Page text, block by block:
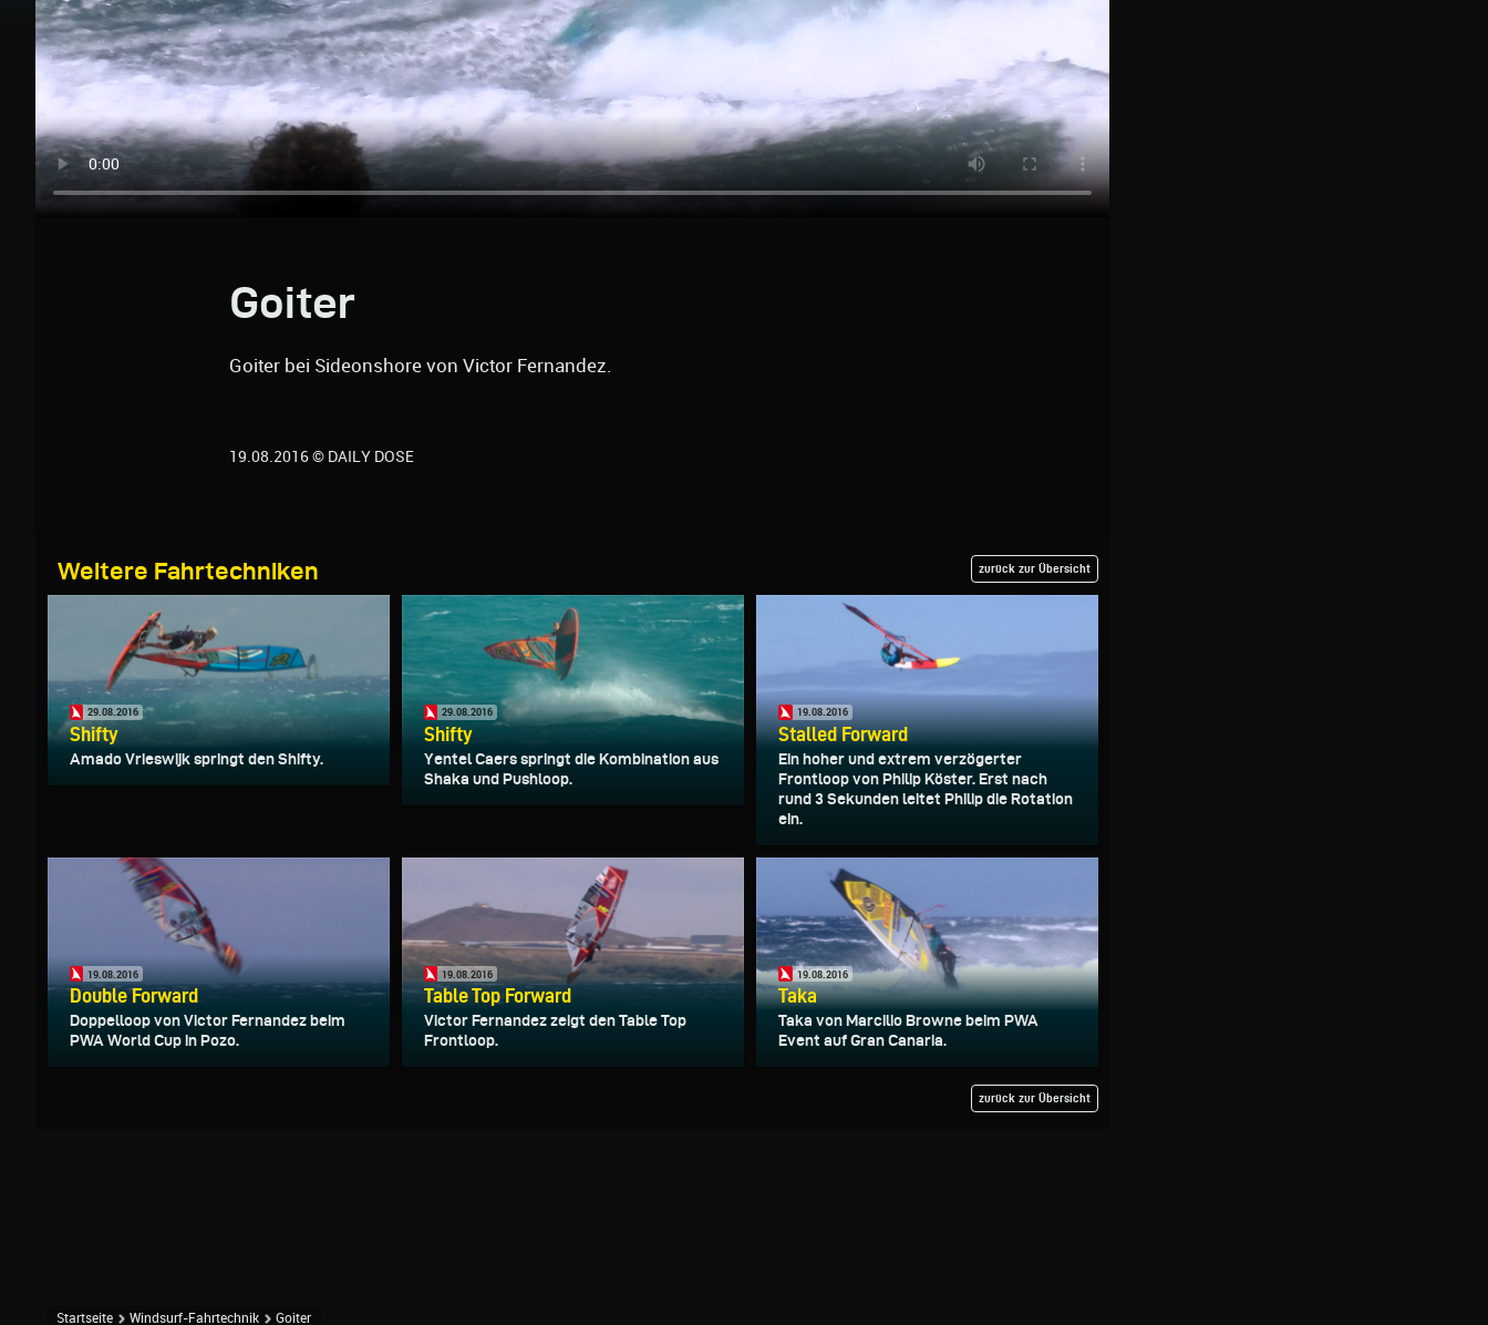
Goiter
Goiter bei Sideonshore von Victor Fernandez.
19.08.2016 © DAILY DOSE
Weitere Fahrtechniken zurück zur Übersicht
29.08.2016
Shifty
Amado Vrieswijk springt den Shifty.
29.08.2016
Shifty
Yentel Caers springt die Kombination aus
Shaka und Pushloop.
19.08.2016
Stalled Forward
Ein hoher und extrem verzögerter
Frontloop von Philip Köster. Erst nach
rund 3 Sekunden leitet Philip die Rotation
ein.
19.08.2016
Double Forward
Doppelloop von Victor Fernandez beim
PWA World Cup in Pozo.
19.08.2016
Table Top Forward
Victor Fernandez zeigt den Table Top
Frontloop.
19.08.2016
Taka
Taka von Marcilio Browne beim PWA
Event auf Gran Canaria.
zurück zur Übersicht
Startseite Windsurf-Fahrtechnik Goiter